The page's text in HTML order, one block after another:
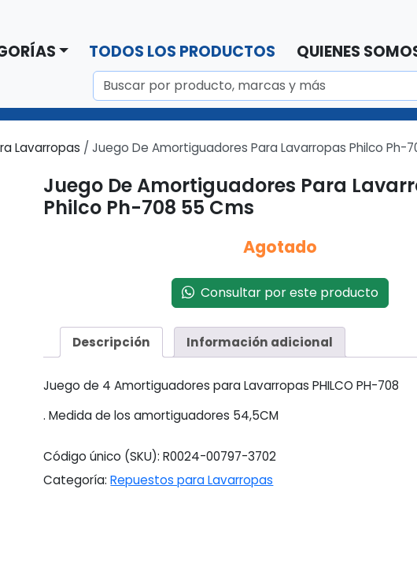
TODOS LOS PRODUCTOS QUIENES
Lavarropas / Juego De Amortiguadores Para Lavarropas Philco Ph-
Juego De Amortiguadores Para
Philco Ph-708 55 Cms
Agotado
Consultar por este producto
Descripción Información adicional
Juego de 4 Amortiguadores para Lavarropas PHILCO PH-708
. Medida de los amortiguadores 54,5CM
Código único (SKU):R0024-00797-3702
Categoría:Repuestos para Lavarropas